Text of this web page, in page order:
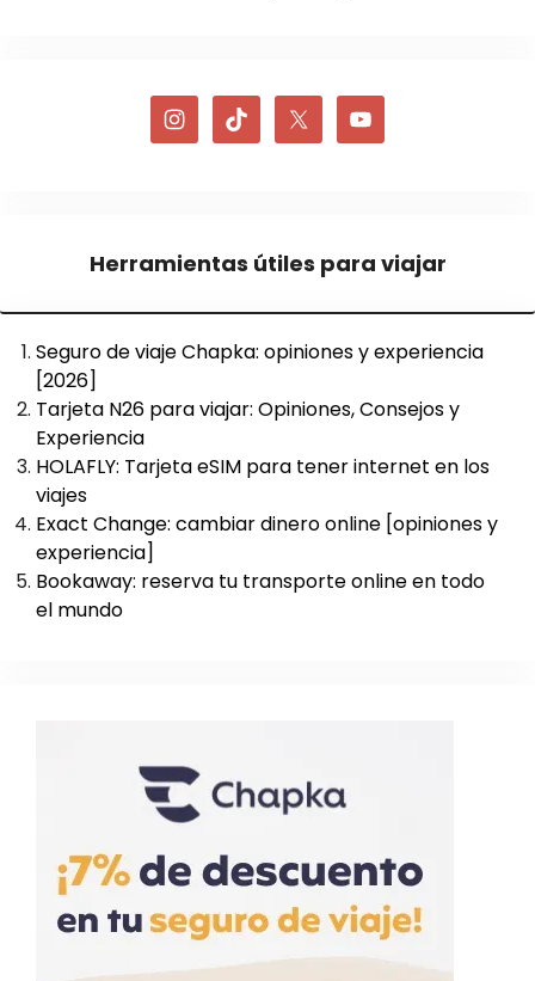
Herramientas útiles para viajar
Seguro de viaje Chapka: opiniones y experiencia
[2026]
Tarjeta N26 para viajar: Opiniones, Consejos y
Experiencia
HOLAFLY: Tarjeta eSIM para tener internet en los
viajes
Exact Change: cambiar dinero online [opiniones y
experiencia]
Bookaway: reserva tu transporte online en todo
el mundo